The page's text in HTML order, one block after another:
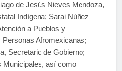
de Jesús Nieves Mendoza,
Indígena; Sarai Núñez
a Pueblos y
Afromexicanas;
Secretario de Gobierno;
Municipales, así como